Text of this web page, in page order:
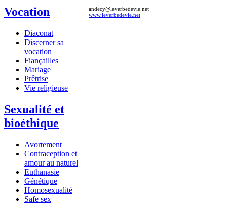
Vocation
Diaconat
Discerner sa
vocation
Fiançailles
Mariage
Prêtrise
Vie religieuse
Sexualité et
bioéthique
Avortement
Contraception et
amour au naturel
Euthanasie
Génétique
Homosexualité
Safe sex
andecy@leverbedevie.net
www.leverbedevie.net